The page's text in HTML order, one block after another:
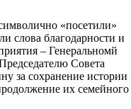
«посетили»
слова благодарности и
– Генеральномй
Совета
за сохранение истории
их семейного